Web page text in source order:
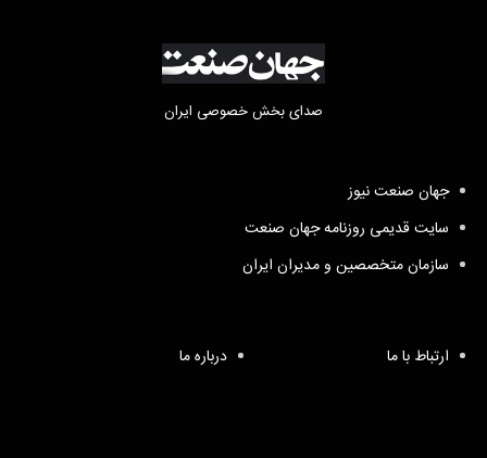
صدای بخش خصوصی ایران
جهان صنعت نیوز
سایت قدیمی روزنامه جهان صنعت
سازمان متخصصین و مدیران ایران
ارتباط با ما درباره ما